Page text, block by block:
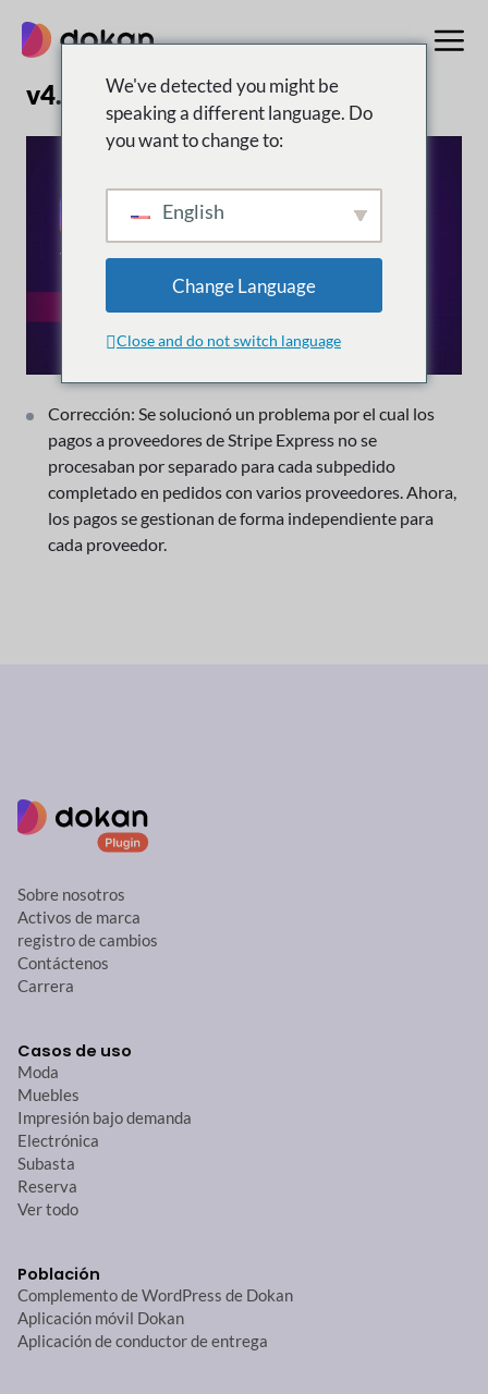
contenido
v4.3.3 | 3 de abril de 2026
Corrección: Se solucionó un problema por el cual los
pagos a proveedores de Stripe Express no se
procesaban por separado para cada subpedido
completado en pedidos con varios proveedores. Ahora,
los pagos se gestionan de forma independiente para
cada proveedor.
Sobre nosotros
Activos de marca
registro de cambios
Contáctenos
Carrera
Casos de uso
Moda
Muebles
Impresión bajo demanda
Electrónica
Subasta
Reserva
Ver todo
Población
Complemento de WordPress de Dokan
Aplicación móvil Dokan
Aplicación de conductor de entrega
We've detected you might be
speaking a different language. Do
you want to change to:
English
Change Language
Close and do not switch language